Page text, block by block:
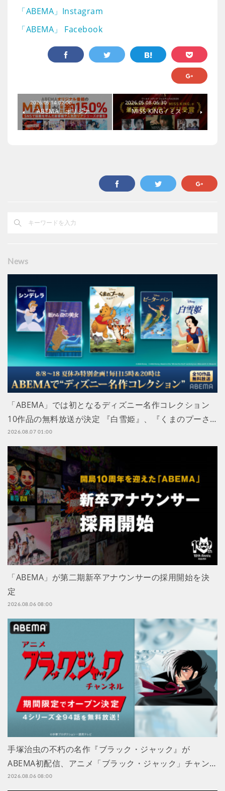
「ABEMA」Instagram
「ABEMA」 Facebook
2026.05.14 02:00
「ABEMA」オリジナ…
2026.05.08 06:30
『MISS KING / ミス・…
News
「ABEMA」では初となるディズニー名作コレクション
10作品の無料放送が決定 『白雪姫』、『くまのプーさ…
2026.08.07 01:00
「ABEMA」が第二期新卒アナウンサーの採用開始を決
定
2026.08.06 08:00
手塚治虫の不朽の名作『ブラック・ジャック』が
ABEMA初配信、アニメ「ブラック・ジャック」チャン…
2026.08.06 08:00